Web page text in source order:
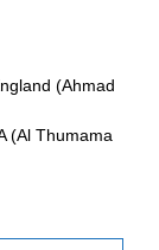
(Ahmad
(Al Thumama